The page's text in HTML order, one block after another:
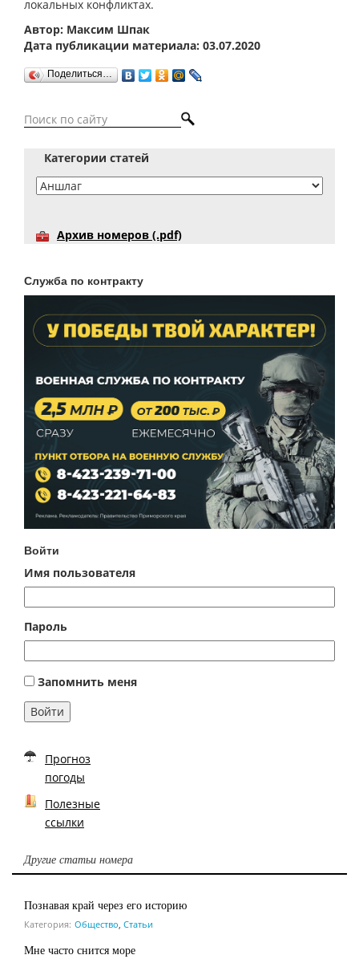
локальных конфликтах.
Автор: Максим Шпак
Дата публикации материала: 03.07.2020
Поделиться…
Категории статей
Архив номеров (.pdf)
Служба по контракту
Войти
Имя пользователя
Пароль
Запомнить меня
Войти
Прогноз
погоды
Полезные
ссылки
Другие статьи номера
Познавая край через его историю
Категория: Общество, Статьи
Мне часто снится море